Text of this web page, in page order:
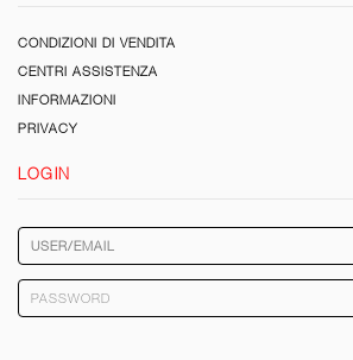
CONDIZIONI DI VENDITA
CENTRI ASSISTENZA
INFORMAZIONI
PRIVACY
LOGIN